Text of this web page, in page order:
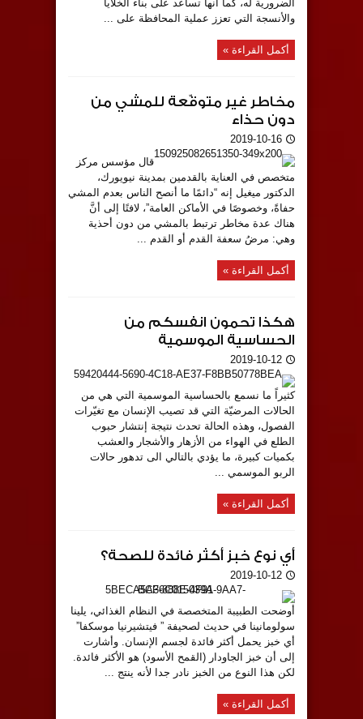
الضرورية له، كما أنها تساعد على بناء الخلايا
والأنسجة التي تعزز عملية المحافظة على ...
أكمل القراءة »
مخاطر غير متوقّعة للمشي من
دون حذاء
2019-10-16
قال مؤسس مركز
متخصص في العناية بالقدمين بمدينة نيويورك،
الدكتور ميغيل إنه “دائمًا ما أنصح الناس بعدم المشي
حفاةً، وخصوصًا في الأماكن العامة”، لافتًا إلى أنَّ
هناك عدة مخاطر ترتبط بالمشي من دون أحذية
وهي: مرضُ سعفة القدم أو القدم ...
أكمل القراءة »
هكذا تحمون انفسكم من
الحساسية الموسمية
2019-10-12
كثيراً ما نسمع بالحساسية الموسمية التي هي من
الحالات المرضيّة التي قد تصيب الإنسان مع تغيّرات
الفصول، وهذه الحالة تحدث نتيجة إنتشار حبوب
الطلع في الهواء من الأزهار والأشجار والعشب
بكميات كبيرة، ما يؤدي بالتالي الى تدهور حالات
الربو الموسمي ...
أكمل القراءة »
أي نوع خبز أكثر فائدة للصحة؟
2019-10-12
أوضحت الطبيبة المتخصصة في النظام الغذائي، يلينا
سولومانينا في حديث لصحيفة ” فيتشيرنيا موسكفا”
أي خبز يحمل أكثر فائدة لجسم الإنسان. وأشارت
إلى أن خبز الجاودار (القمح الأسود) هو الأكثر فائدة.
لكن هذا النوع من الخبز نادر جدا لأنه ينتج ...
أكمل القراءة »